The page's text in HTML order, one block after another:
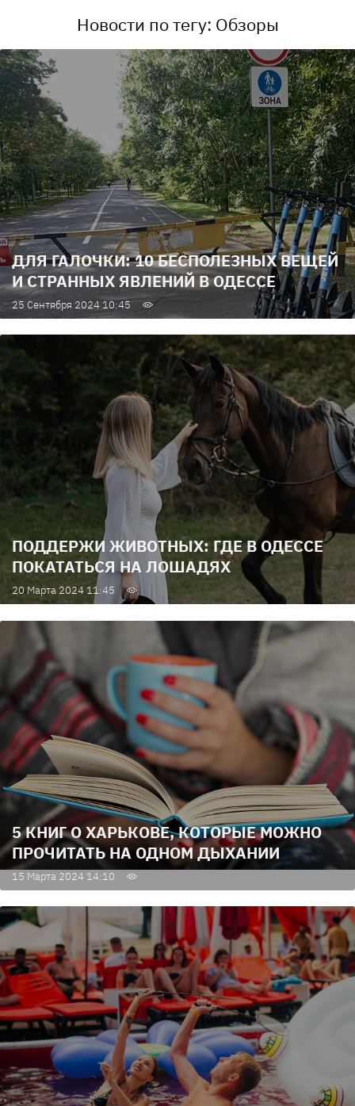
Новости по тегу: Обзоры
ДЛЯ ГАЛОЧКИ: 10 БЕСПОЛЕЗНЫХ ВЕЩЕЙ
И СТРАННЫХ ЯВЛЕНИЙ В ОДЕССЕ
25 Сентября 2024 10:45
ПОДДЕРЖИ ЖИВОТНЫХ: ГДЕ В ОДЕССЕ
ПОКАТАТЬСЯ НА ЛОШАДЯХ
20 Марта 2024 11:45
5 КНИГ О ХАРЬКОВЕ, КОТОРЫЕ МОЖНО
ПРОЧИТАТЬ НА ОДНОМ ДЫХАНИИ
15 Марта 2024 14:10